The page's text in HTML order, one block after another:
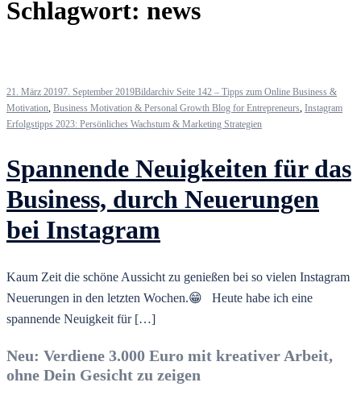
Schlagwort: news
21. März 20197. September 2019Bildarchiv Seite 142 – Tipps zum Online Business &
Motivation, Business Motivation & Personal Growth Blog for Entrepreneurs, Instagram
Erfolgstipps 2023: Persönliches Wachstum & Marketing Strategien
Spannende Neuigkeiten für das
Business, durch Neuerungen
bei Instagram
Kaum Zeit die schöne Aussicht zu genießen bei so vielen Instagram
Neuerungen in den letzten Wochen.😁⠀Heute habe ich eine
spannende Neuigkeit für […]
Neu: Verdiene 3.000 Euro mit kreativer Arbeit,
ohne Dein Gesicht zu zeigen